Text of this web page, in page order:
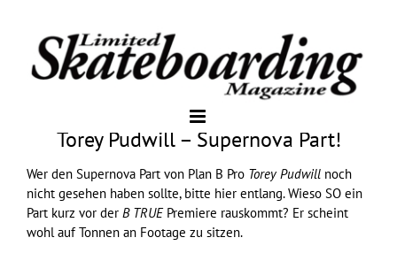
Torey Pudwill – Supernova Part!
Wer den Supernova Part von Plan B Pro Torey Pudwill noch
nicht gesehen haben sollte, bitte hier entlang. Wieso SO ein
Part kurz vor der B TRUEPremiere rauskommt? Er scheint
wohl auf Tonnen an Footage zu sitzen.